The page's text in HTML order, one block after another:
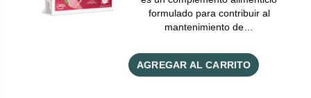
formulado para contribuir al
mantenimiento de…
AGREGAR AL CARRITO